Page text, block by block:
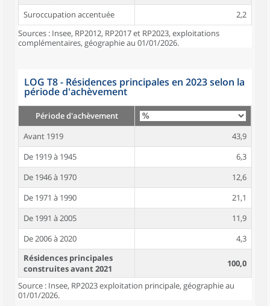
Suroccupation accentuée
2,2
Sources : Insee, RP2012, RP2017 et RP2023, exploitations
complémentaires, géographie au 01/01/2026.
LOG T8 - Résidences principales en 2023 selon la
période d'achèvement
Période d'achèvement
Avant 1919
43,9
De 1919 à 1945
6,3
De 1946 à 1970
12,6
De 1971 à 1990
21,1
De 1991 à 2005
11,9
De 2006 à 2020
4,3
Résidences principales
construites avant 2021
100,0
Source : Insee, RP2023 exploitation principale, géographie au
01/01/2026.